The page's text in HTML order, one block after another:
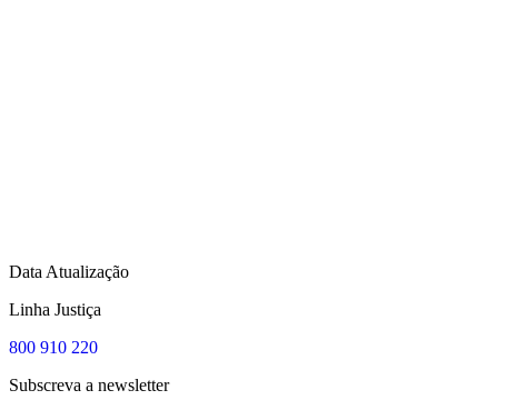
Data Atualização
Linha Justiça
800 910 220
Subscreva a newsletter